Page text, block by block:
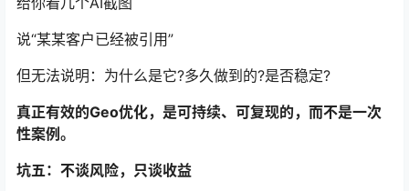
说“某某客户已经被引用”
但无法说明：为什么是它?多久做到的?是否稳定?
真正有效的Geo优化，是可持续、可复现的，而不是一次
性案例。
坑五：不谈风险，只谈收益